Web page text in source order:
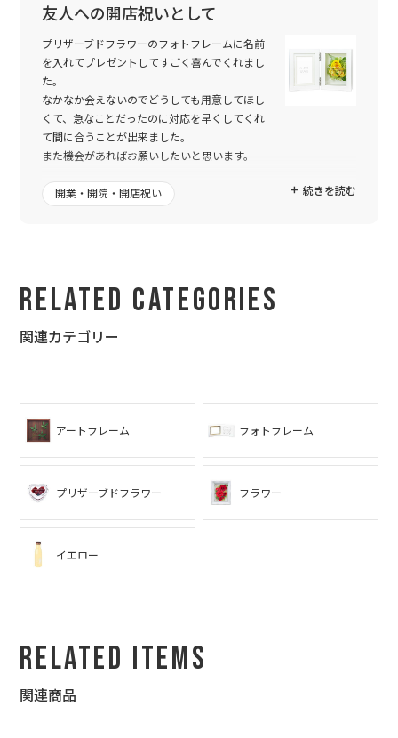
友人への開店祝いとして
プリザーブドフラワーのフォトフレームに名前
を入れてプレゼントしてすごく喜んでくれまし
た。
なかなか会えないのでどうしても用意してほし
くて、急なことだったのに対応を早くしてくれ
て間に合うことが出来ました。
また機会があればお願いしたいと思います。
続きを読む
開業・開院・開店祝い
Related Categories
関連カテゴリー
アートフレーム フォトフレーム
プリザーブドフラワー フラワー
イエロー
Related Items
関連商品